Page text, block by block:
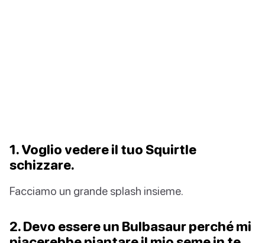
1. Voglio vedere il tuo Squirtle
schizzare.
Facciamo un grande splash insieme.
2. Devo essere un Bulbasaur perché mi